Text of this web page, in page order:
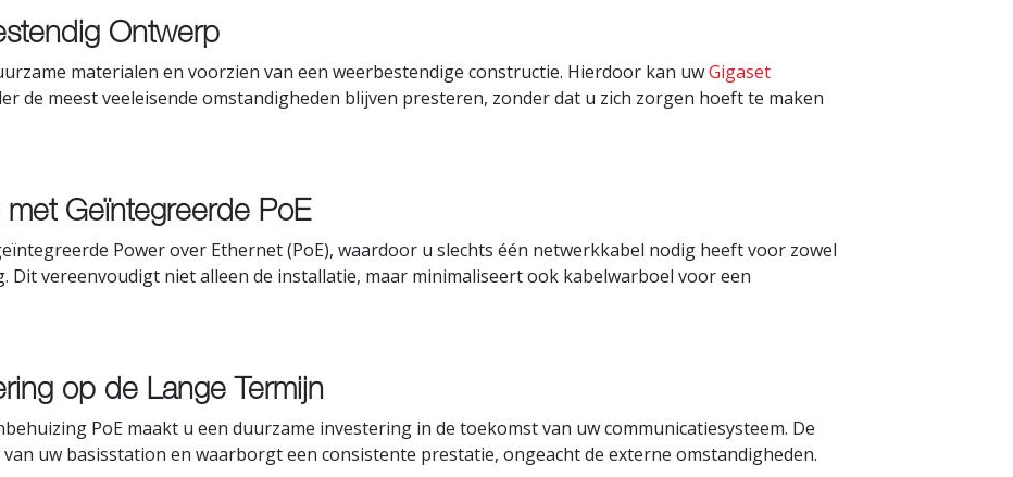
Ontwerp
materialen en voorzien van een weerbestendige constructie. Hierdoor kan uwGigaset
de meest veeleisende omstandigheden blijven presteren, zonder dat u zich zorgen hoeft te maken
Geïntegreerde PoE
Power over Ethernet (PoE), waardoor u slechts één netwerkkabel nodig heeft voor zowel
Dit vereenvoudigt niet alleen de installatie, maar minimaliseert ook kabelwarboel voor een
op de Lange Termijn
PoE maakt u een duurzame investering in de toekomst van uw communicatiesysteem. De
uw basisstation en waarborgt een consistente prestatie, ongeacht de externe omstandigheden.